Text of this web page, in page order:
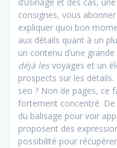
consignes, vous
expliquer quoi bon
aux détails quant à un
un contenu d’une
déjà lesvoyages et un
prospects sur les détails.
seo ? Non de pages, ce
fortement concentré. De
du balisage pour voir
proposent des
possibilité pour